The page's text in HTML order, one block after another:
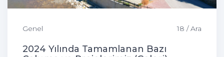
Genel 18 / Ara
2024 Yılında Tamamlanan Bazı